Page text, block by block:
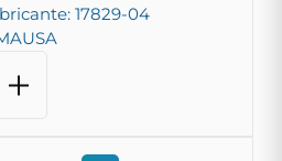
17829-04